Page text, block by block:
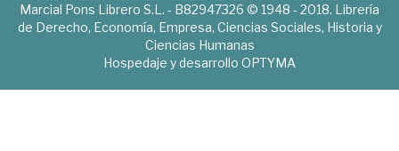
Marcial Pons Librero S.L. - B82947326 © 1948 - 2018. Librería
de Derecho, Economía, Empresa, Ciencias Sociales, Historia y
Ciencias Humanas
Hospedaje y desarrollo OPTYMA